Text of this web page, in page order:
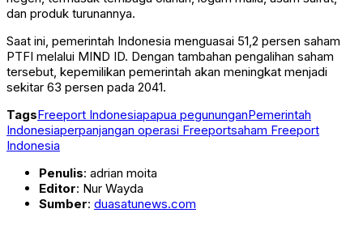
dan produk turunannya.
Saat ini, pemerintah Indonesia menguasai 51,2 persen saham
PTFI melalui MIND ID. Dengan tambahan pengalihan saham
tersebut, kepemilikan pemerintah akan meningkat menjadi
sekitar 63 persen pada 2041.
TagsFreeport Indonesiapapua pegununganPemerintah
Indonesiaperpanjangan operasi Freeportsaham Freeport
Indonesia
Penulis: adrian moita
Editor: Nur Wayda
Sumber: duasatunews.com